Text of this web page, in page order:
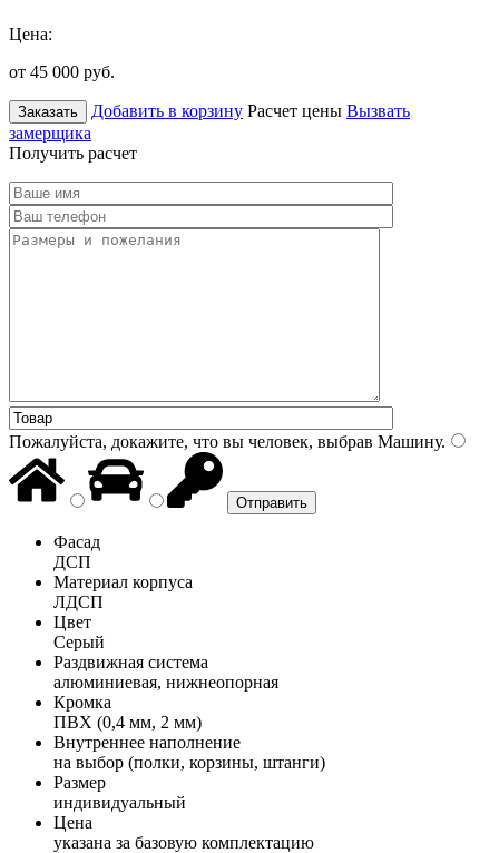
Цена:
от 45 000 руб.
Заказать Добавить в корзину Расчет цены Вызвать
замерщика
Получить расчет
Пожалуйста, докажите, что вы человек, выбрав Машину.
Фасад
ДСП
Материал корпуса
ЛДСП
Цвет
Серый
Раздвижная система
алюминиевая, нижнеопорная
Кромка
ПВХ (0,4 мм, 2 мм)
Внутреннее наполнение
на выбор (полки, корзины, штанги)
Размер
индивидуальный
Цена
указана за базовую комплектацию